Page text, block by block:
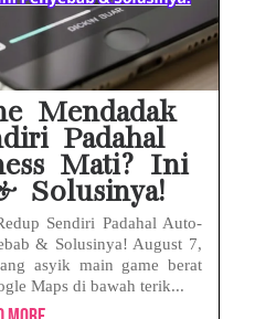
Baterai Apple Watch Cepat Boros? Ini Penyebab dan Cara Mengatasinya
HP Huawei Cepat Panas? Ini Penyebab Utama dan Cara Mengatasinya
Mendadak
Padahal
Mati? Ini
Solusinya!
Sendiri Padahal Auto-
& Solusinya! August 7,
asyik main game berat
Maps di bawah terik...